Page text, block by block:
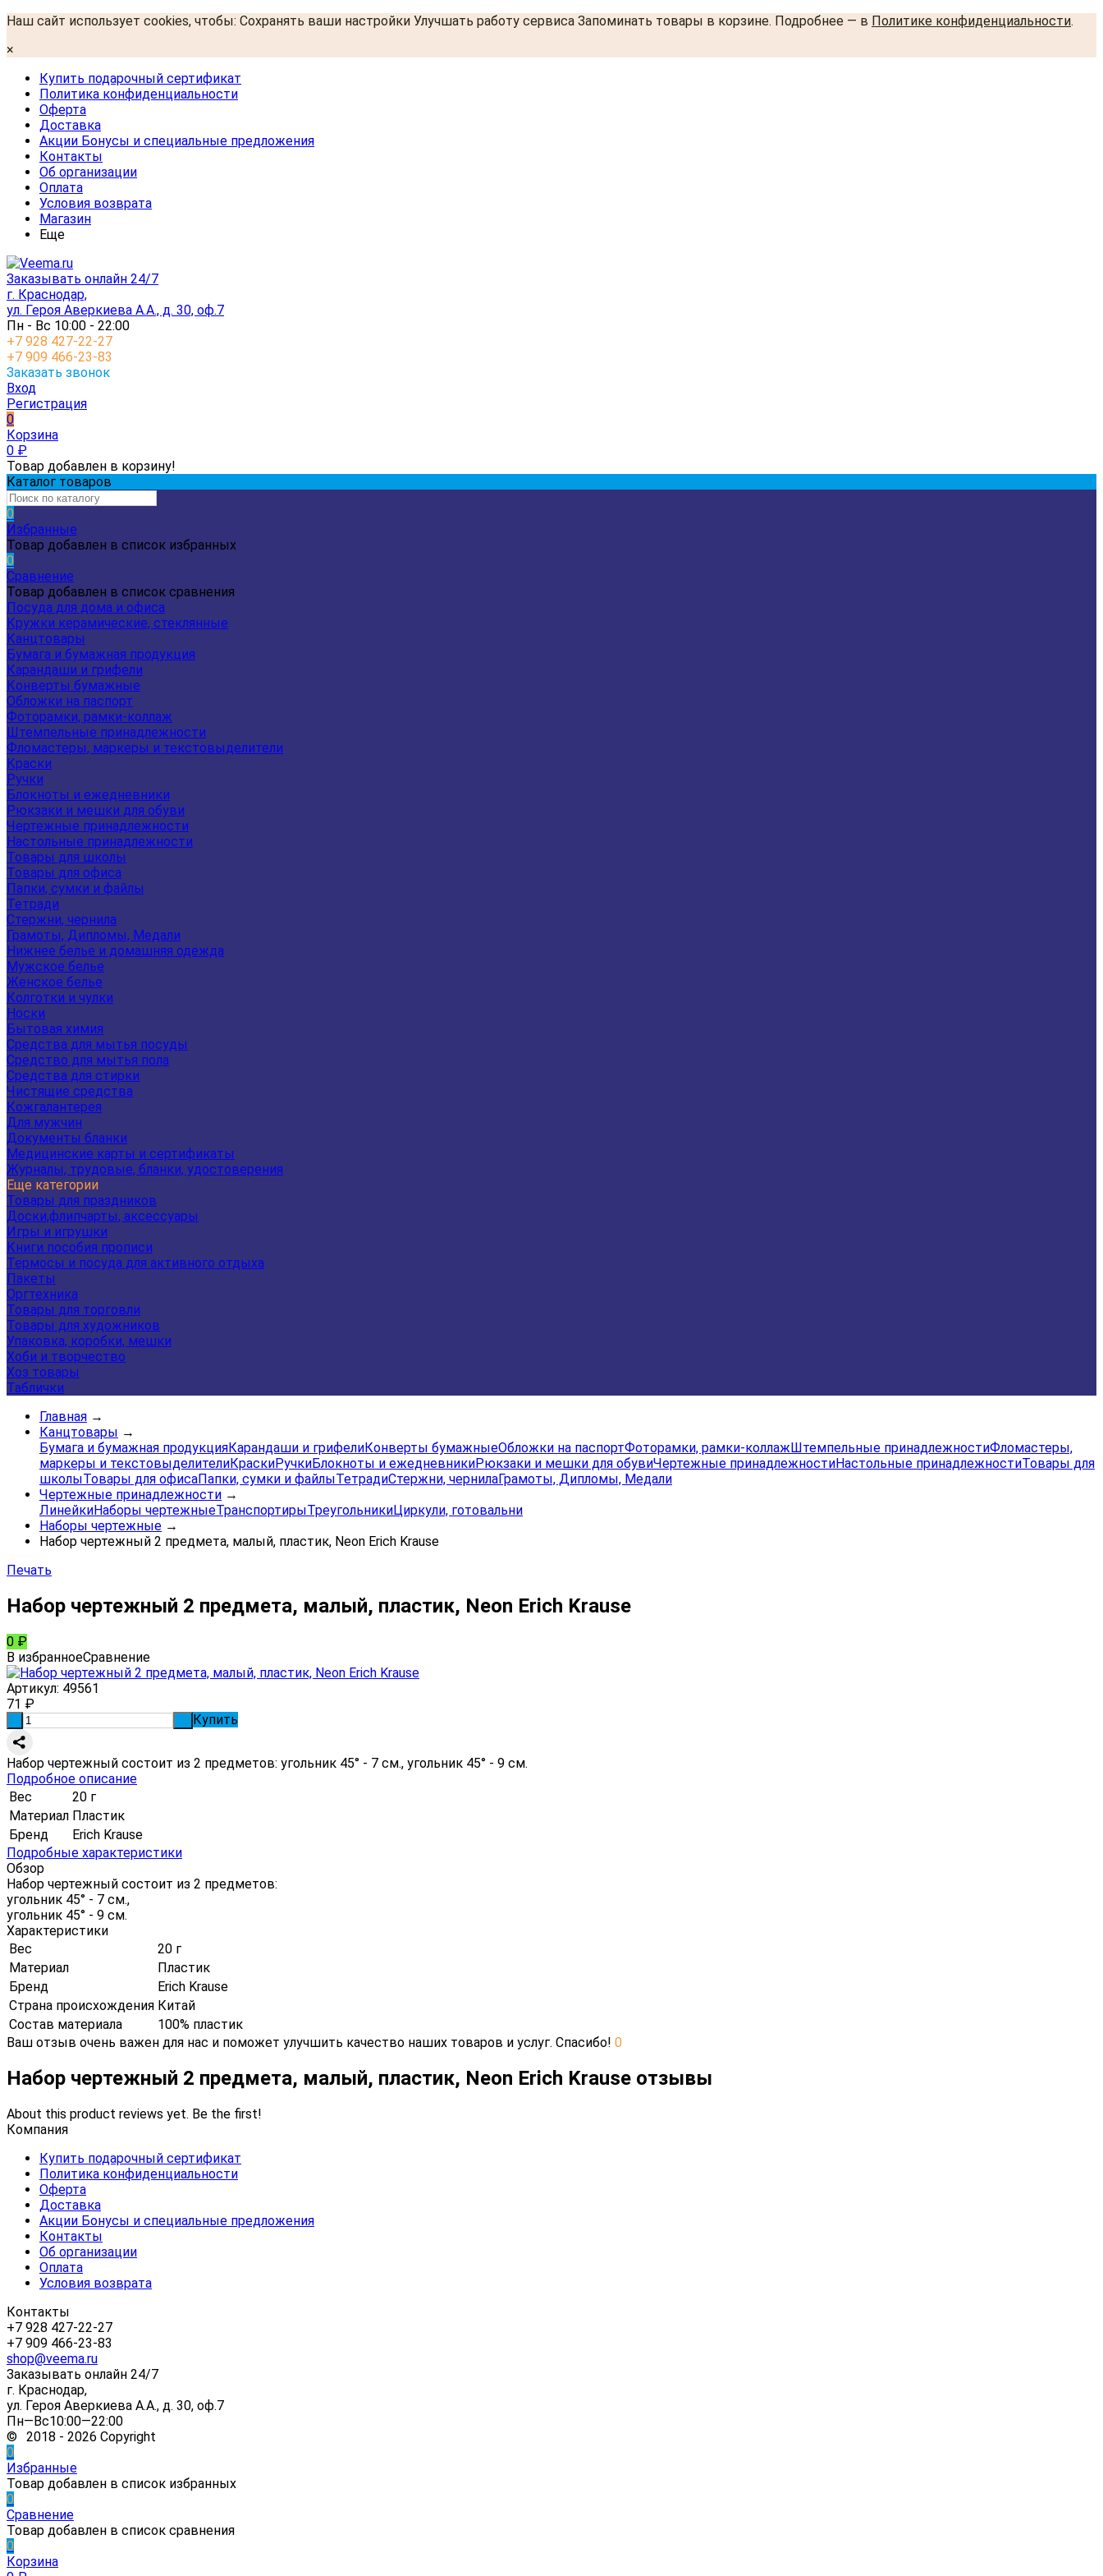
Наш сайт использует cookies, чтобы: Сохранять ваши настройки Улучшать работу сервиса Запоминать товары в корзине. Подробнее — в Политике конфиденциальности.
×
Купить подарочный сертификат
Политика конфиденциальности
Оферта
Доставка
Акции Бонусы и специальные предложения
Контакты
Об организации
Оплата
Условия возврата
Магазин
Еще
Заказывать онлайн 24/7
г. Краснодар,
ул. Героя Аверкиева А.А., д. 30, оф.7
Пн - Вс 10:00 - 22:00
+7 928 427-22-27
+7 909 466-23-83
Заказать звонок
Вход
Регистрация
0
Корзина
0 ₽
Товар добавлен в корзину!
Каталог товаров
0
Избранные
Товар добавлен в список избранных
0
Сравнение
Товар добавлен в список сравнения
Посуда для дома и офиса
Кружки керамические, стеклянные
Канцтовары
Бумага и бумажная продукция
Карандаши и грифели
Конверты бумажные
Обложки на паспорт
Фоторамки, рамки-коллаж
Штемпельные принадлежности
Фломастеры, маркеры и текстовыделители
Краски
Ручки
Блокноты и ежедневники
Рюкзаки и мешки для обуви
Чертежные принадлежности
Настольные принадлежности
Товары для школы
Товары для офиса
Папки, сумки и файлы
Тетради
Стержни, чернила
Грамоты, Дипломы, Медали
Нижнее белье и домашняя одежда
Мужское белье
Женское белье
Колготки и чулки
Носки
Бытовая химия
Средства для мытья посуды
Средство для мытья пола
Средства для стирки
Чистящие средства
Кожгалантерея
Для мужчин
Документы бланки
Медицинские карты и сертификаты
Журналы, трудовые, бланки, удостоверения
Еще категории
Товары для праздников
Доски,флипчарты, аксессуары
Игры и игрушки
Книги пособия прописи
Термосы и посуда для активного отдыха
Пакеты
Оргтехника
Товары для торговли
Товары для художников
Упаковка, коробки, мешки
Хоби и творчество
Хоз товары
Таблички
Главная →
Канцтовары →
Бумага и бумажная продукцияКарандаши и грифелиКонверты бумажныеОбложки на паспортФоторамки, рамки-коллажШтемпельные принадлежностиФломастеры,
маркеры и текстовыделителиКраскиРучкиБлокноты и ежедневникиРюкзаки и мешки для обувиЧертежные принадлежностиНастольные принадлежностиТовары для
школыТовары для офисаПапки, сумки и файлыТетрадиСтержни, чернилаГрамоты, Дипломы, Медали
Чертежные принадлежности →
ЛинейкиНаборы чертежныеТранспортирыТреугольникиЦиркули, готовальни
Наборы чертежные →
Набор чертежный 2 предмета, малый, пластик, Neon Erich Krause
Печать
Набор чертежный 2 предмета, малый, пластик, Neon Erich Krause
0 ₽
В избранноеСравнение
Артикул: 49561
71 ₽
Купить
Набор чертежный состоит из 2 предметов: угольник 45° - 7 см., угольник 45° - 9 см.
Подробное описание
Вес
20 г
Материал Пластик
Бренд
Erich Krause
Подробные характеристики
Обзор
Набор чертежный состоит из 2 предметов:
угольник 45° - 7 см.,
угольник 45° - 9 см.
Характеристики
Вес
20 г
Материал
Пластик
Бренд
Erich Krause
Страна происхождения Китай
Состав материала
100% пластик
Ваш отзыв очень важен для нас и поможет улучшить качество наших товаров и услуг. Спасибо! 0
Набор чертежный 2 предмета, малый, пластик, Neon Erich Krause отзывы
About this product reviews yet. Be the first!
Компания
Купить подарочный сертификат
Политика конфиденциальности
Оферта
Доставка
Акции Бонусы и специальные предложения
Контакты
Об организации
Оплата
Условия возврата
Контакты
+7 928 427-22-27
+7 909 466-23-83
shop@veema.ru
Заказывать онлайн 24/7
г. Краснодар,
ул. Героя Аверкиева А.А., д. 30, оф.7
Пн—Вс10:00—22:00
© 2018 - 2026 Copyright
0
Избранные
Товар добавлен в список избранных
0
Сравнение
Товар добавлен в список сравнения
0
Корзина